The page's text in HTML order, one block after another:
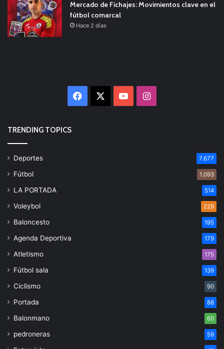
Mercado de Fichajes: Movimientos clave en el
fútbol comarcal
Hace 2 días
Facebook YouTubeInstagram
TRENDING TOPICS
Deportes 7.677
Fútbol 1.093
LA PORTADA 514
Voleybol 229
Baloncesto 195
Agenda Deportiva 179
Atletismo 175
Fútbol sala 139
Ciclismo 90
Portada 88
Balonmano 60
pedroneras 59